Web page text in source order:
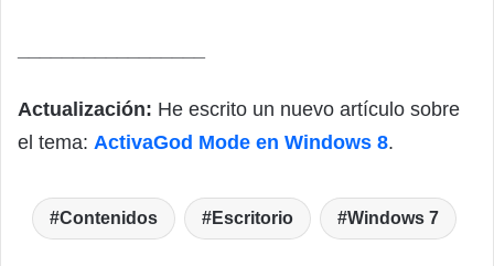
Actualización: He escrito un nuevo artículo sobre
el tema: ActivaGod Mode en Windows 8.
Contenidos Escritorio Windows 7